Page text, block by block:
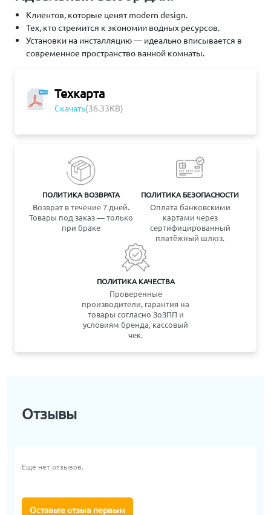
Техкарта
Скачать(36.33KB)
ПОЛИТИКА ВОЗВРАТА
Возврат в течение 7 дней.
Товары под заказ — только
при браке
ПОЛИТИКА БЕЗОПАСНОСТИ
Оплата банковскими
картами через
сертифицированный
платёжный шлюз.
ПОЛИТИКА КАЧЕСТВА
Проверенные
производители, гарантия на
товары согласно ЗоЗПП и
условиям бренда, кассовый
чек.
Клиентов, которые ценят modern design.
Тех, кто стремится к экономии водных ресурсов.
Установки на инсталляцию — идеально вписывается в
современное пространство ванной комнаты.
Отзывы
Еще нет отзывов.
Оставьте отзыв первым